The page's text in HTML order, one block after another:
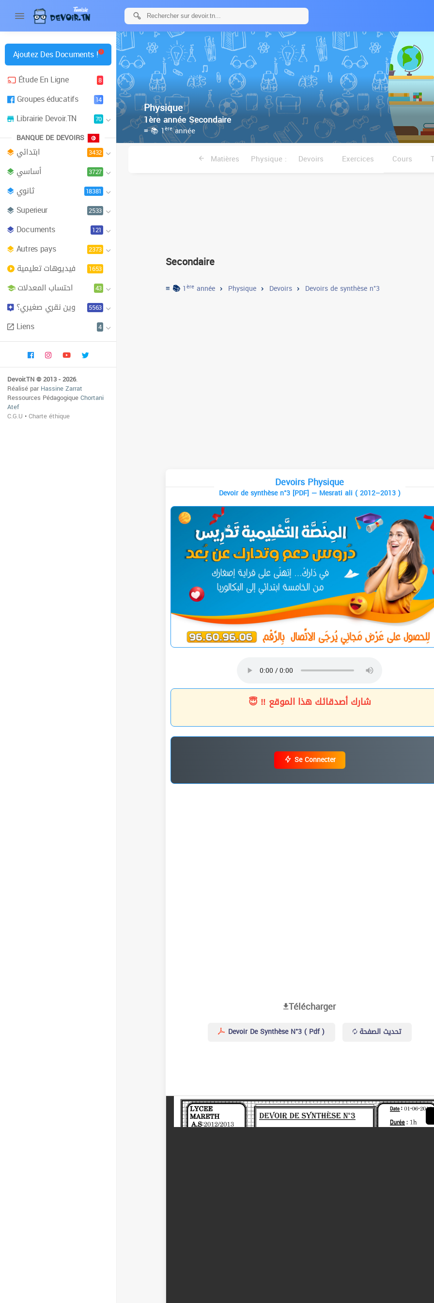
Ajoutez Des Documents !
Étude En Ligne
8
Groupes éducatifs 14
Librairie Devoir.TN 70
BANQUE DE DEVOIRS
ابتدائي 3432
أساسي 3727
ثانوي 18381
Superieur 2533
Documents 121
Autres pays 2373
فيديوهات تعليمية 1653
احتساب المعدلات 43
وين نقري صغيري؟ 5563
Liens 4
Devoir.TN © 2013 - 2026.
Réalisé parHassine Zarrat
Ressources PédagogiqueChortani
Atef
C.G.U •Charte éthique
Physique
1ère année Secondaire
≡ 📚 1èreannée
Matières Physique : Devoirs Exercices Cours
Secondaire
≡ 📚 1ère année Physique Devoirs Devoirs de synthèse n°3
Devoirs Physique
Devoir de synthèse n°3 [PDF] — Mesrati ali ( 2012–2013 )
شارك أصدقائك هذا الموقع ‼ 😇
Se Connecter
Télécharger
Devoir De Synthèse N°3 ( Pdf ) تحديث الصفحة